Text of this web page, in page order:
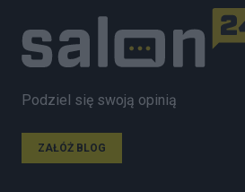
Podziel się swoją opinią
ZAŁÓŻ BLOG